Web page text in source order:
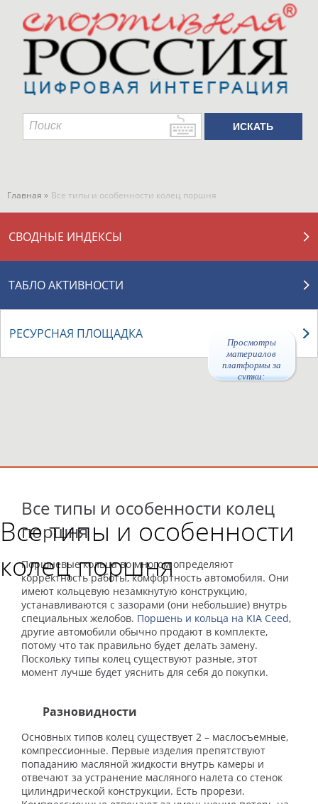
Просмотры
материалов
платформы за
сутки:
Главная » Все типы и особенности колец поршня
СВОДНЫЕ ИНДЕКСЫ
ТАБЛО АКТИВНОСТИ
РЕСУРСНАЯ ПЛОЩАДКА
Все типы и особенности
колец поршня
Все типы и особенности колец
поршня
Поршневые кольца во многом определяют
корректность работы, комфортность автомобиля. Они
имеют кольцевую незамкнутую конструкцию,
устанавливаются с зазорами (они небольшие) внутрь
специальных желобов. Поршень и кольца на KIA Ceed,
другие автомобили обычно продают в комплекте,
потому что так правильно будет делать замену.
Поскольку типы колец существуют разные, этот
момент лучше будет уяснить для себя до покупки.
Разновидности
Основных типов колец существует 2 – маслосъемные,
компрессионные. Первые изделия препятствуют
попаданию масляной жидкости внутрь камеры и
отвечают за устранение масляного налета со стенок
цилиндрической конструкции. Есть прорези.